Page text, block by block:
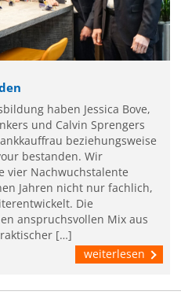
haben Jessica Bove,
und Calvin Sprengers
beziehungsweise
bestanden. Wir
vier Nachwuchstalente
Jahren nicht nur fachlich,
Die
anspruchsvollen Mix aus
[…]
weiterlesen